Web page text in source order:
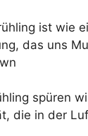
ist wie
das uns
spüren
die in der